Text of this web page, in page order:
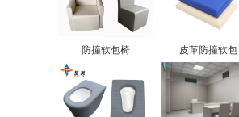
防撞软包椅 皮革防撞软包